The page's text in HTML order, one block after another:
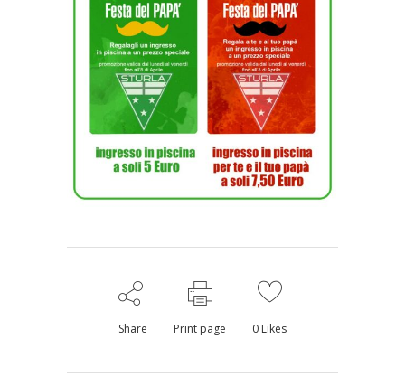
Share Print page 0 Likes